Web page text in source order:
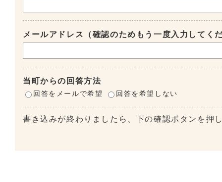
メールアドレス（確認のためもう一度入力してく
当町からの回答方法
回答をメールで希望 回答を希望しない
書き込みが終わりましたら、下の確認ボタンを押